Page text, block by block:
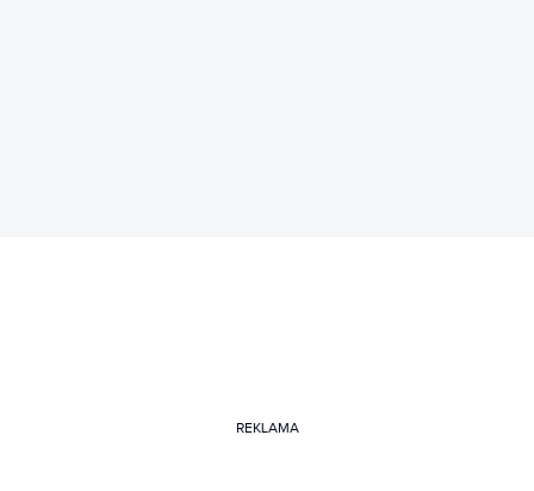
REKLAMA